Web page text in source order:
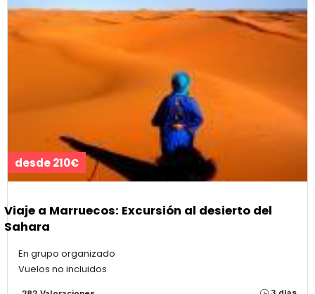
desde 210€
Viaje a Marruecos: Excursión al desierto del
Sahara
En grupo organizado
Vuelos no incluidos